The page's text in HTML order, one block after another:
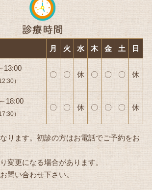
月 火 水 木 金 土 日
13:00
）
〇 〇 休 〇 〇 〇 休
18:00
）
〇 〇 休 〇 〇 〇 休
ります。初診の方はお電話でご予約をお
変更になる場合があります。
問い合わせ下さい。